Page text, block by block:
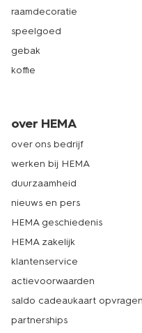
raamdecoratie
speelgoed
gebak
koffie
over HEMA
over ons bedrijf
werken bij HEMA
duurzaamheid
nieuws en pers
HEMA geschiedenis
HEMA zakelijk
klantenservice
actievoorwaarden
saldo cadeaukaart opvragen
partnerships